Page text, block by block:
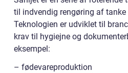
til indvendig rengøring af tanke
Teknologien er udviklet til
krav til hygiejne og
eksempel:
– fødevareproduktion